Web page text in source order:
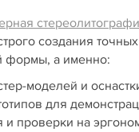
создания
формы, а именно:
и
для
и проверки на